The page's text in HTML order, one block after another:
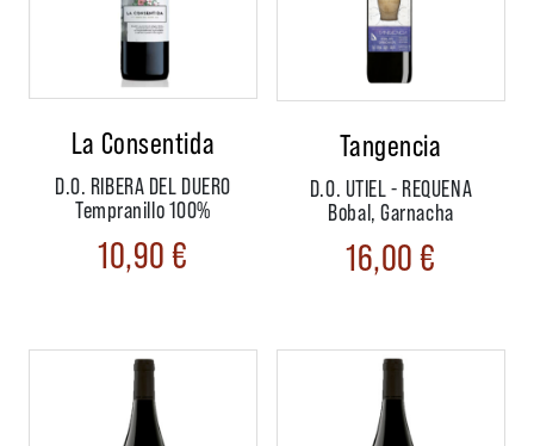
La Consentida
D.O. RIBERA DEL DUERO
Tempranillo 100%
10,90€
Tangencia
D.O. UTIEL - REQUENA
Bobal, Garnacha
16,00€